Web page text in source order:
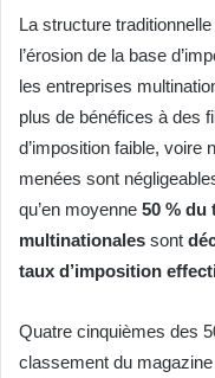
La structure
l’érosion de la base
les entreprises
plus de bénéfices à des
d’imposition faible, voire
menées sont
qu’en moyenne 50 % du
multinationales sont
taux d’imposition
Quatre cinquièmes des
classement du